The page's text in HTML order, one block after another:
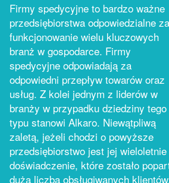
Firmy spedycyjne to bardzo ważne
przedsiębiorstwa odpowiedzialne za
funkcjonowanie wielu kluczowych
branż w gospodarce. Firmy
spedycyjne odpowiadają za
odpowiedni przepływ towarów oraz
usług. Z kolei jednym z liderów w
branży w przypadku dziedziny tego
typu stanowi Alkaro. Niewątpliwą
zaletą, jeżeli chodzi o powyższe
przedsiębiorstwo jest jej wieloletnie
doświadczenie, które zostało
dużą liczbą obsługiwanych